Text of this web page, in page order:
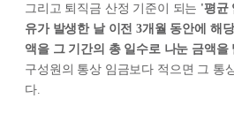
그리고 퇴직금 산정 기준이 되는 '평균
유가 발생한 날 이전 3개월 동안에 해
액을 그 기간의 총 일수로 나눈 금액을
구성원의 통상 임금보다 적으면 그 통
다.